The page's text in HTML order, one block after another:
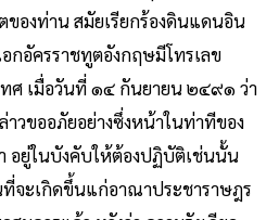
ของท่าน สมัยเรียกร้องดินแดนอิน
กอัครราชทูตอังกฤษมีโทรเลข
ทศ เมื่อวันที่ ๑๔ กันยายน ๒๔๙๑ ว่า
วขออภัยอย่างซึ่งหน้าในท่าทีของ
อยู่ในบังคับให้ต้องปฏิบัติเช่นนั้น
จะเกิดขึ้นแก่อาณาประชาราษฎร